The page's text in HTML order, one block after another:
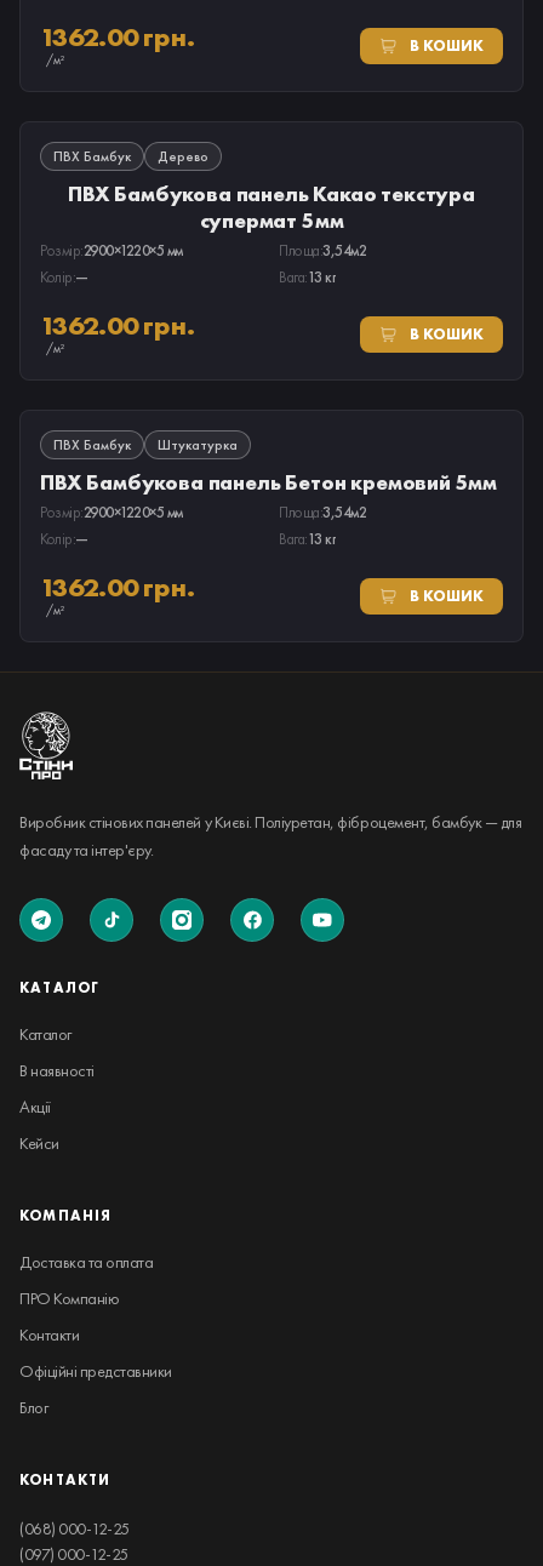
1362.00 грн.
/м²
В КОШИК
В НАЯВНОСТІ
ПВХ Бамбук Дерево
ПВХ Бамбукова панель Какао текстура
супермат 5мм
Розмір:2900×1220×5 мм Площа:3,54м2
Колір:— Вага:13 кг
1362.00 грн.
/м²
В КОШИК
В НАЯВНОСТІ
ПВХ Бамбук Штукатурка
ПВХ Бамбукова панель Бетон кремовий 5мм
Розмір:2900×1220×5 мм Площа:3,54м2
Колір:— Вага:13 кг
1362.00 грн.
/м²
В КОШИК
Виробник стінових панелей у Києві. Поліуретан, фіброцемент, бамбук — для
фасаду та інтер'єру.
КАТАЛОГ
Каталог
В наявності
Акції
Кейси
КОМПАНІЯ
Доставка та оплата
ПРО Компанію
Контакти
Офіційні представники
Блог
КОНТАКТИ
(068) 000-12-25
(097) 000-12-25